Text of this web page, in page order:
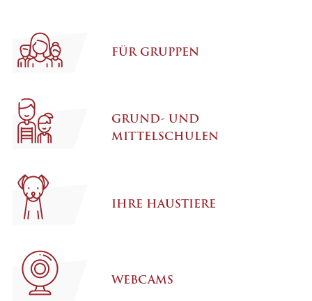
FÜR GRUPPEN
GRUND- UND
MITTELSCHULEN
IHRE HAUSTIERE
WEBCAMS